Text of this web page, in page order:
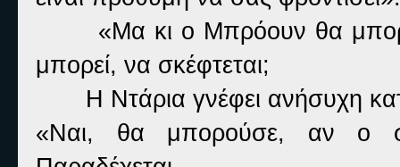
«Μα κι ο Μπρόουν θα
μπορεί, να σκέφτεται;
Η Ντάρια γνέφει ανήσυχη
«Ναι, θα μπορούσε, αν ο